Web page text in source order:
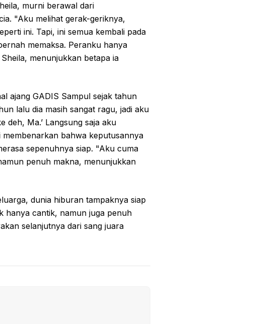
murni berawal dari
"Aku melihat gerak-geriknya,
ini. Tapi, ini semua kembali pada
memaksa. Peranku hanya
menunjukkan betapa ia
ajang GADIS Sampul sejak tahun
lalu dia masih sangat ragu, jadi aku
deh, Ma.’ Langsung saja aku
bahwa keputusannya
sepenuhnya siap. "Aku cuma
penuh makna, menunjukkan
dunia hiburan tampaknya siap
hanya cantik, namun juga penuh
selanjutnya dari sang juara